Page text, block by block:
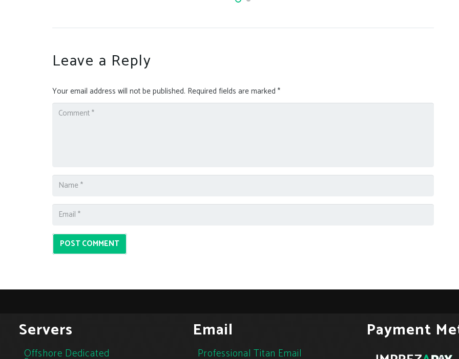
Leave a Reply
Your email address will not be published. Required fields are marked *
POST COMMENT
Servers
Offshore Dedicated
Email
Professional Titan Email
Payment